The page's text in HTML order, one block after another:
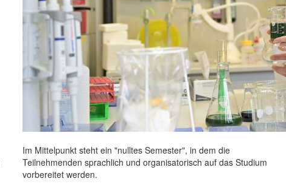
Im Mittelpunkt steht ein "nulltes Semester", in dem die
Teilnehmenden sprachlich und organisatorisch auf das Studium
vorbereitet werden.